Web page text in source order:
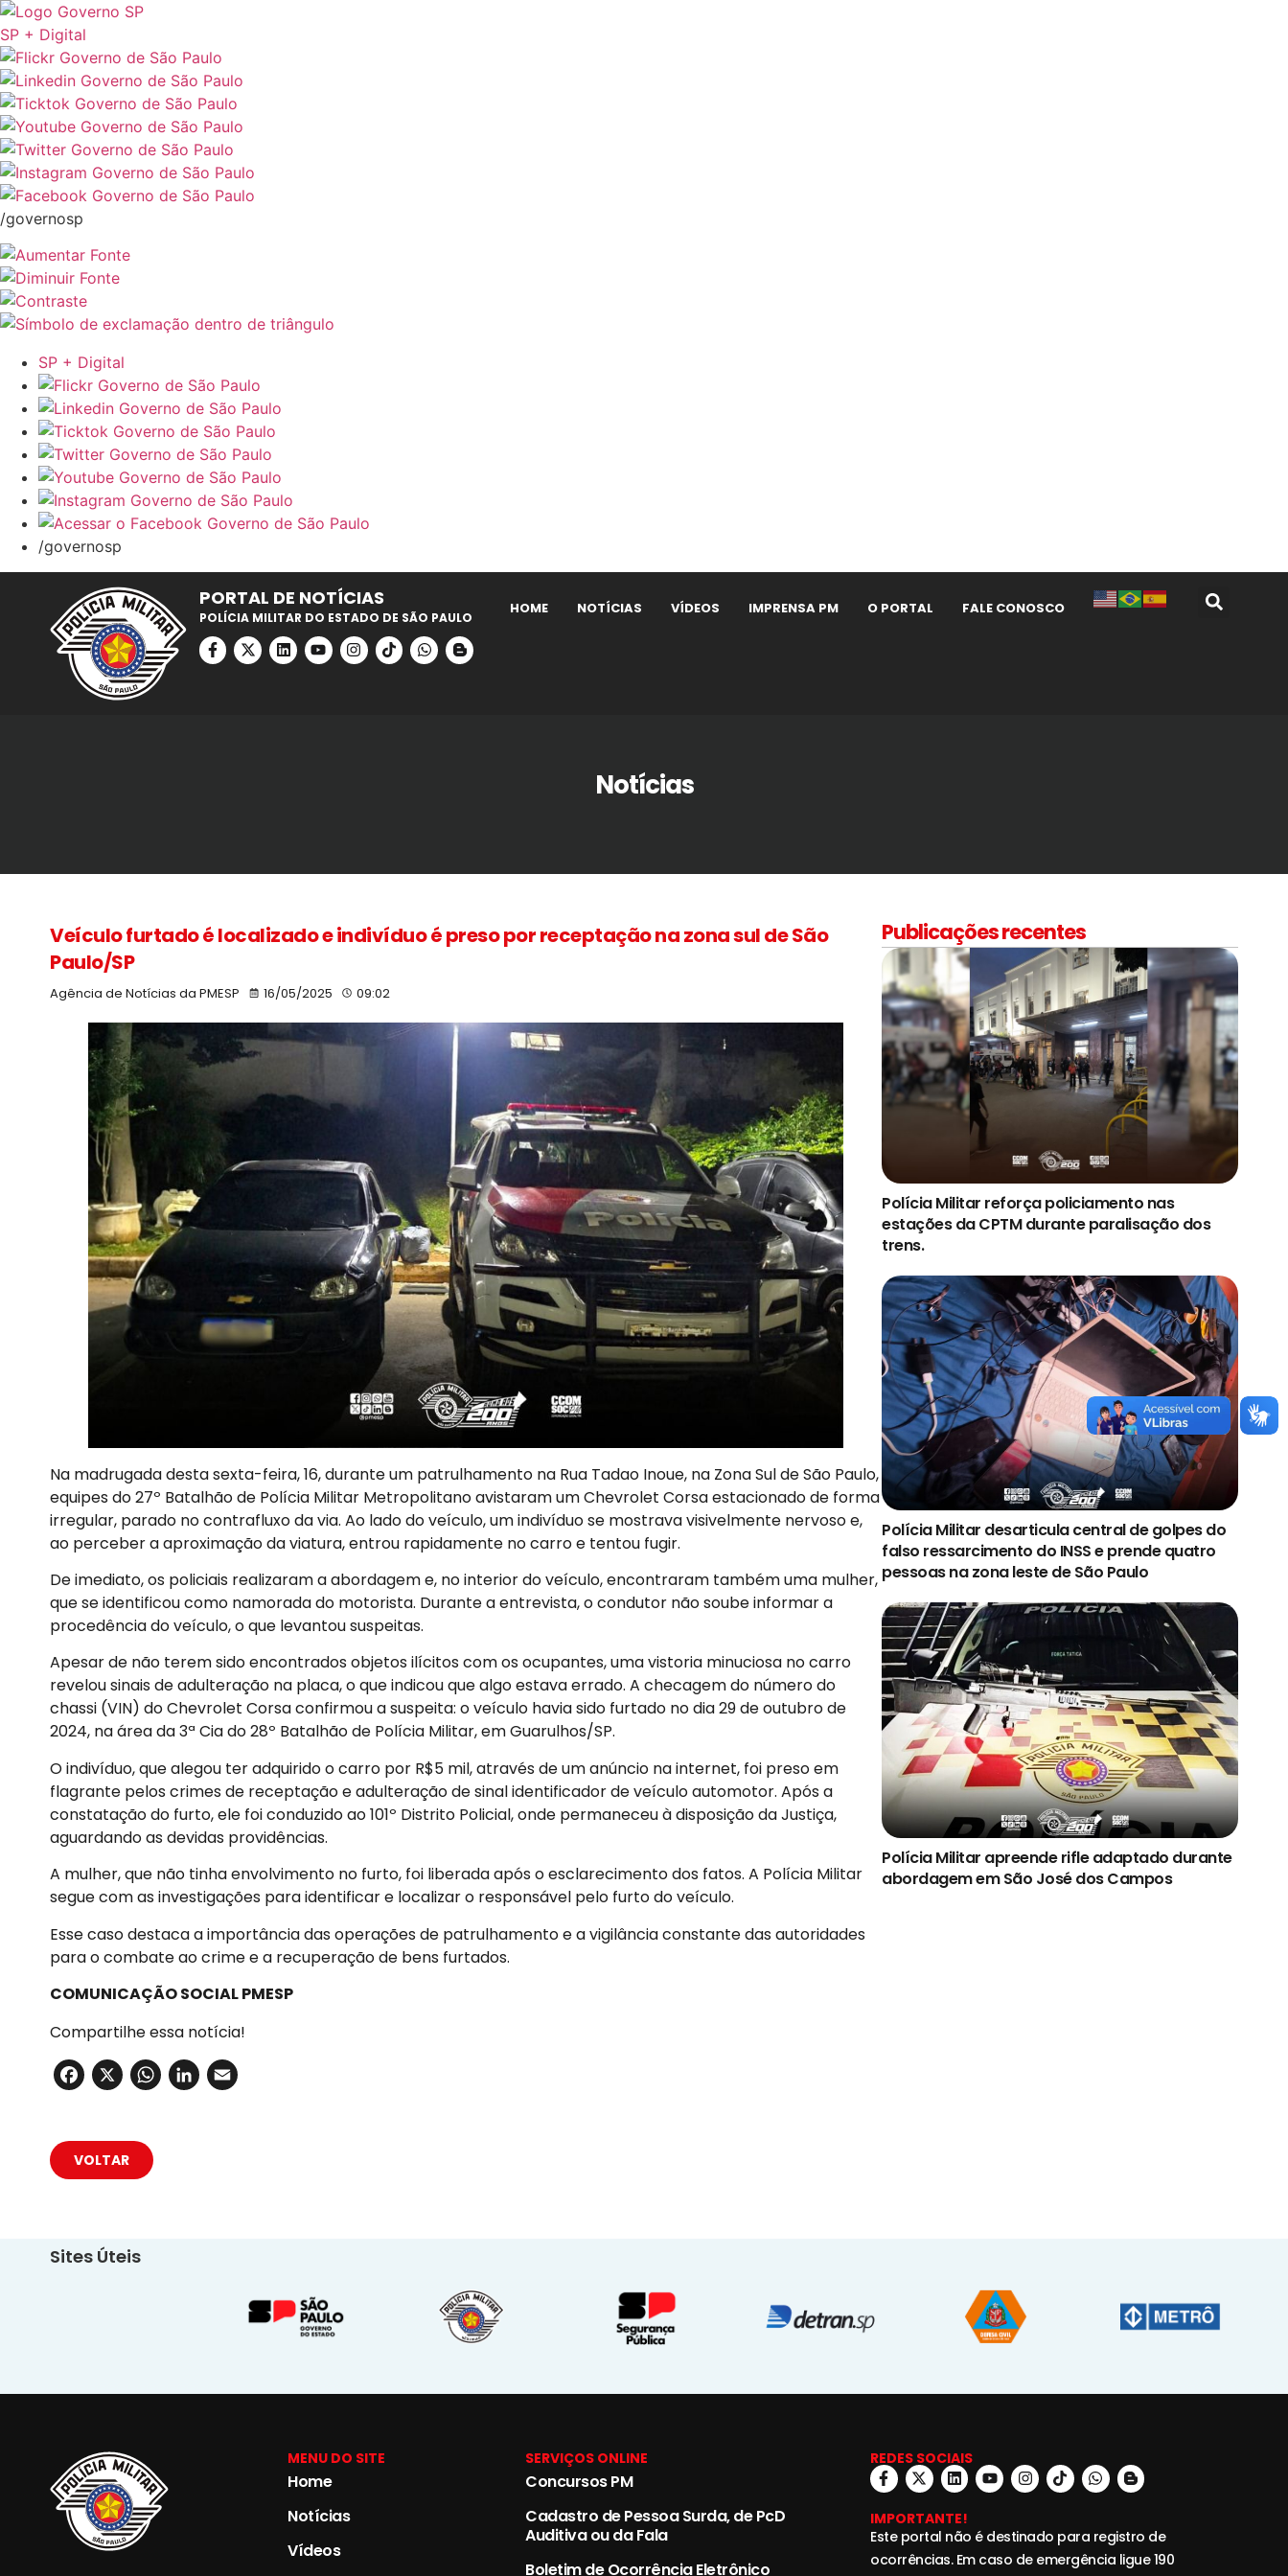
SP + Digital
/governosp
SP + Digital
/governosp
PORTAL DE NOTÍCIAS
POLÍCIA MILITAR DO ESTADO DE SÃO PAULO
HOME NOTÍCIAS VÍDEOS IMPRENSA PM O PORTAL FALE CONOSCO
Notícias
Veículo furtado é localizado e indivíduo é preso por receptação na zona sul de São
Paulo/SP
Agência de Notícias da PMESP 16/05/2025 09:02
Na madrugada desta sexta-feira, 16, durante um patrulhamento na Rua Tadao Inoue, na Zona Sul de São Paulo,
equipes do 27º Batalhão de Polícia Militar Metropolitano avistaram um Chevrolet Corsa estacionado de forma
irregular, parado no contrafluxo da via. Ao lado do veículo, um indivíduo se mostrava visivelmente nervoso e,
ao perceber a aproximação da viatura, entrou rapidamente no carro e tentou fugir.
De imediato, os policiais realizaram a abordagem e, no interior do veículo, encontraram também uma mulher,
que se identificou como namorada do motorista. Durante a entrevista, o condutor não soube informar a
procedência do veículo, o que levantou suspeitas.
Apesar de não terem sido encontrados objetos ilícitos com os ocupantes, uma vistoria minuciosa no carro
revelou sinais de adulteração na placa, o que indicou que algo estava errado. A checagem do número do
chassi (VIN) do Chevrolet Corsa confirmou a suspeita: o veículo havia sido furtado no dia 29 de outubro de
2024, na área da 3ª Cia do 28º Batalhão de Polícia Militar, em Guarulhos/SP.
O indivíduo, que alegou ter adquirido o carro por R$5 mil, através de um anúncio na internet, foi preso em
flagrante pelos crimes de receptação e adulteração de sinal identificador de veículo automotor. Após a
constatação do furto, ele foi conduzido ao 101º Distrito Policial, onde permaneceu à disposição da Justiça,
aguardando as devidas providências.
A mulher, que não tinha envolvimento no furto, foi liberada após o esclarecimento dos fatos. A Polícia Militar
segue com as investigações para identificar e localizar o responsável pelo furto do veículo.
Esse caso destaca a importância das operações de patrulhamento e a vigilância constante das autoridades
para o combate ao crime e a recuperação de bens furtados.
COMUNICAÇÃO SOCIAL PMESP
Compartilhe essa notícia!
Facebook
X WhatsApp
LinkedIn
Publicações recentes
Polícia Militar reforça policiamento nas
estações da CPTM durante paralisação dos
trens.
Polícia Militar desarticula central de golpes do
falso ressarcimento do INSS e prende quatro
pessoas na zona leste de São Paulo
Polícia Militar apreende rifle adaptado durante
abordagem em São José dos Campos
VOLTAR
Sites Úteis
MENU DO SITE
Home
Notícias
Vídeos
SERVIÇOS ONLINE
Concursos PM
Cadastro de Pessoa Surda, de PcD
Auditiva ou da Fala
Boletim de Ocorrência Eletrônico
REDES SOCIAIS
IMPORTANTE!
Este portal não é destinado para registro de
ocorrências. Em caso de emergência ligue 190